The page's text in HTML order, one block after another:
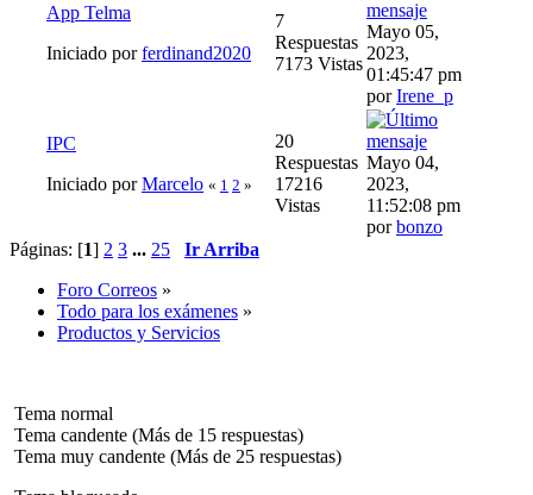
App Telma
Iniciado porferdinand2020
7
Respuestas
7173 Vistas
Mayo 05,
2023,
01:45:47 pm
porIrene_p
IPC
Iniciado porMarcelo « 1 2 »
20
Respuestas
17216
Vistas
Mayo 04,
2023,
11:52:08 pm
porbonzo
Páginas: [1] 2 3 ... 25
Ir Arriba
Foro Correos »
Todo para los exámenes »
Productos y Servicios
Tema normal
Tema candente (Más de 15 respuestas)
Tema muy candente (Más de 25 respuestas)